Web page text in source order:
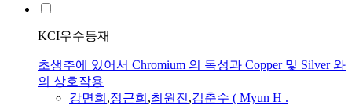
KCI우수등재
초생추에 있어서 Chromium 의 독성과 Copper 및 Silver 와
의 상호작용
강면희 ,정근희 ,최원진,김춘수 ( Myun H .